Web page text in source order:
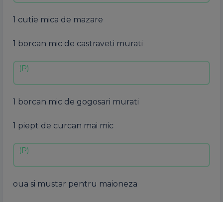
1 cutie mica de mazare
1 borcan mic de castraveti murati
1 borcan mic de gogosari murati
1 piept de curcan mai mic
oua si mustar pentru maioneza